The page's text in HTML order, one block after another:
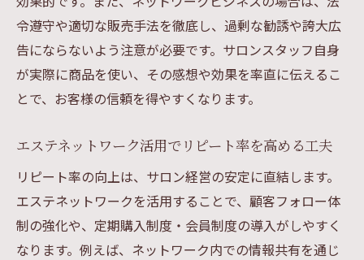
令遵守や適切な販売手法を徹底し、過剰な勧誘や誇大広
告にならないよう注意が必要です。サロンスタッフ自身
が実際に商品を使い、その感想や効果を率直に伝えるこ
とで、お客様の信頼を得やすくなります。
エステネットワーク活用でリピート率を高める工夫
リピート率の向上は、サロン経営の安定に直結します。
エステネットワークを活用することで、顧客フォロー体
制の強化や、定期購入制度・会員制度の導入がしやすく
なります。例えば、ネットワーク内での情報共有を通じ